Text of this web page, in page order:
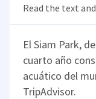
Read the text
El Siam Park,
cuarto año
acuático del
TripAdvisor.